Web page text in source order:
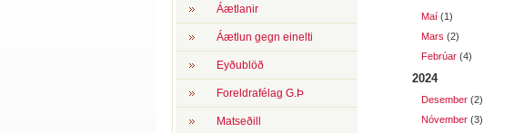
Áætlanir
Áætlun gegn einelti
Eyðublöð
Foreldrafélag G.Þ
Matseðill
Maí (1)
Mars (2)
Febrúar (4)
2024
Desember (2)
Nóvember (3)